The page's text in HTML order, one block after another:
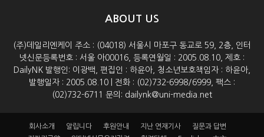
ABOUT US
(주)데일리엔케이 주소 : (04018) 서울시 마포구 동교로 59, 2층, 인터
넷신문등록번호 : 서울 아00016, 등록연월일 : 2005.08.10, 제호 :
DailyNK 발행인: 이광백, 편집인 : 하윤아, 청소년보호책임자 : 하윤아,
발행일자 : 2005.08.10 | 전화 : (02)732-6998/6999, 팩스 :
(02)732-6711 문의: dailynk@uni-media.net
회사소개 알립니다 후원안내 지난 연재기사
질문과 답변